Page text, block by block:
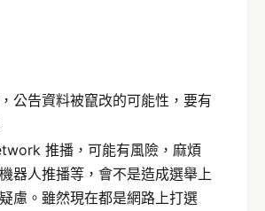
公告資料被竄改的可能性，要有
推播，可能有風險，麻煩
器人推播等，會不是造成選舉上
慮。雖然現在都是網路上打選